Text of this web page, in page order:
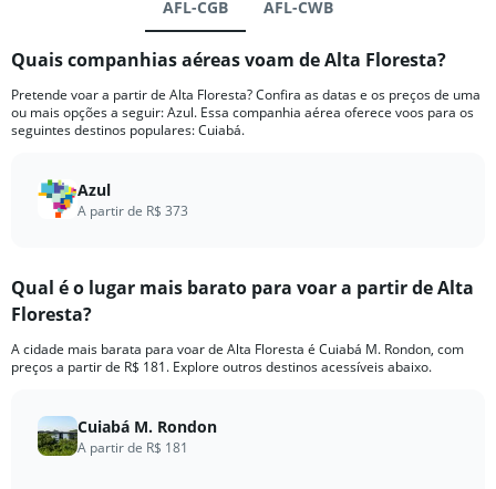
AFL-CGB AFL-CWB
Quais companhias aéreas voam de Alta Floresta?
Pretende voar a partir de Alta Floresta? Confira as datas e os preços de uma
ou mais opções a seguir: Azul. Essa companhia aérea oferece voos para os
seguintes destinos populares: Cuiabá.
Azul
A partir de R$ 373
Qual é o lugar mais barato para voar a partir de Alta
Floresta?
A cidade mais barata para voar de Alta Floresta é Cuiabá M. Rondon, com
preços a partir de R$ 181. Explore outros destinos acessíveis abaixo.
Cuiabá M. Rondon
A partir de R$ 181